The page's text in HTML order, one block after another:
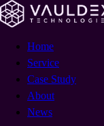
Home
Service
Case Study
About
News